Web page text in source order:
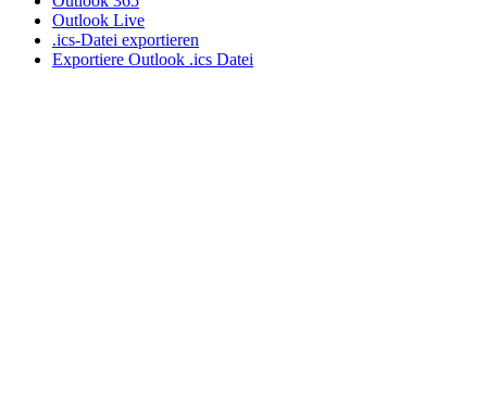
Outlook Live
.ics-Datei exportieren
Exportiere Outlook .ics Datei